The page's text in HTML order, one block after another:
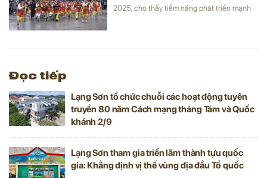
2025, cho thấy tiềm năng phát triển mạnh
Đọc tiếp
Lạng Sơn tổ chức chuỗi các hoạt động tuyên
truyền 80 năm Cách mạng tháng Tám và Quốc
khánh 2/9
Lạng Sơn tham gia triển lãm thành tựu quốc
gia: Khẳng định vị thế vùng địa đầu Tổ quốc